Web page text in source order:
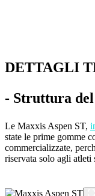
DETTAGLI
- Struttura
Le Maxxis Aspen ST,
state le prime gomme
commercializzate,
riservata solo agli atleti